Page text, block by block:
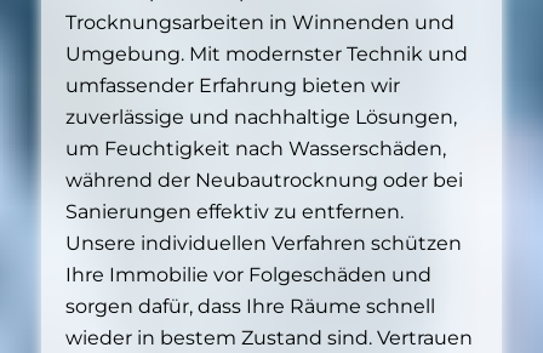
Trocknungsarbeiten in Winnenden und
Umgebung. Mit modernster Technik und
umfassender Erfahrung bieten wir
zuverlässige und nachhaltige Lösungen,
um Feuchtigkeit nach Wasserschäden,
während der Neubautrocknung oder bei
Sanierungen effektiv zu entfernen.
Unsere individuellen Verfahren schützen
Ihre Immobilie vor Folgeschäden und
sorgen dafür, dass Ihre Räume schnell
wieder in bestem Zustand sind. Vertrauen